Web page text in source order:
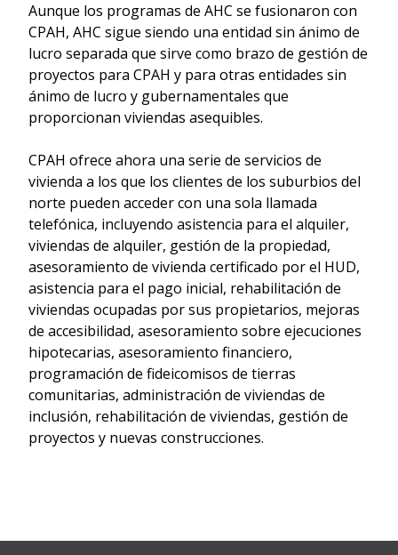
Aunque los programas de AHC se fusionaron con
CPAH, AHC sigue siendo una entidad sin ánimo de
lucro separada que sirve como brazo de gestión de
proyectos para CPAH y para otras entidades sin
ánimo de lucro y gubernamentales que
proporcionan viviendas asequibles.
CPAH ofrece ahora una serie de servicios de
vivienda a los que los clientes de los suburbios del
norte pueden acceder con una sola llamada
telefónica, incluyendo asistencia para el alquiler,
viviendas de alquiler, gestión de la propiedad,
asesoramiento de vivienda certificado por el HUD,
asistencia para el pago inicial, rehabilitación de
viviendas ocupadas por sus propietarios, mejoras
de accesibilidad, asesoramiento sobre ejecuciones
hipotecarias, asesoramiento financiero,
programación de fideicomisos de tierras
comunitarias, administración de viviendas de
inclusión, rehabilitación de viviendas, gestión de
proyectos y nuevas construcciones.